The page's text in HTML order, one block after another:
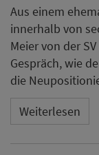
Aus einem
innerhalb von
Meier von der
Gespräch, wie
die
Weiterlesen